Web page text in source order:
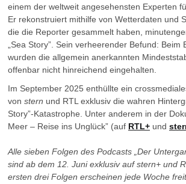
einem der weltweit angesehensten Experten
Er rekonstruiert mithilfe von Wetterdaten und
die die Reporter gesammelt haben,
„Sea Story”. Sein verheerender Befund: Beim
wurden die allgemein anerkannten
offenbar nicht hinreichend eingehalten.
Im September 2025 enthüllte ein
von stern und RTL exklusiv die wahren
Story”-Katastrophe. Unter anderem in der
Meer – Reise ins Unglück” (auf RTL+ und
Alle sieben Folgen des Podcasts „Der
sind ab dem 12. Juni exklusiv auf stern+ und
ersten drei Folgen erscheinen jede Woche